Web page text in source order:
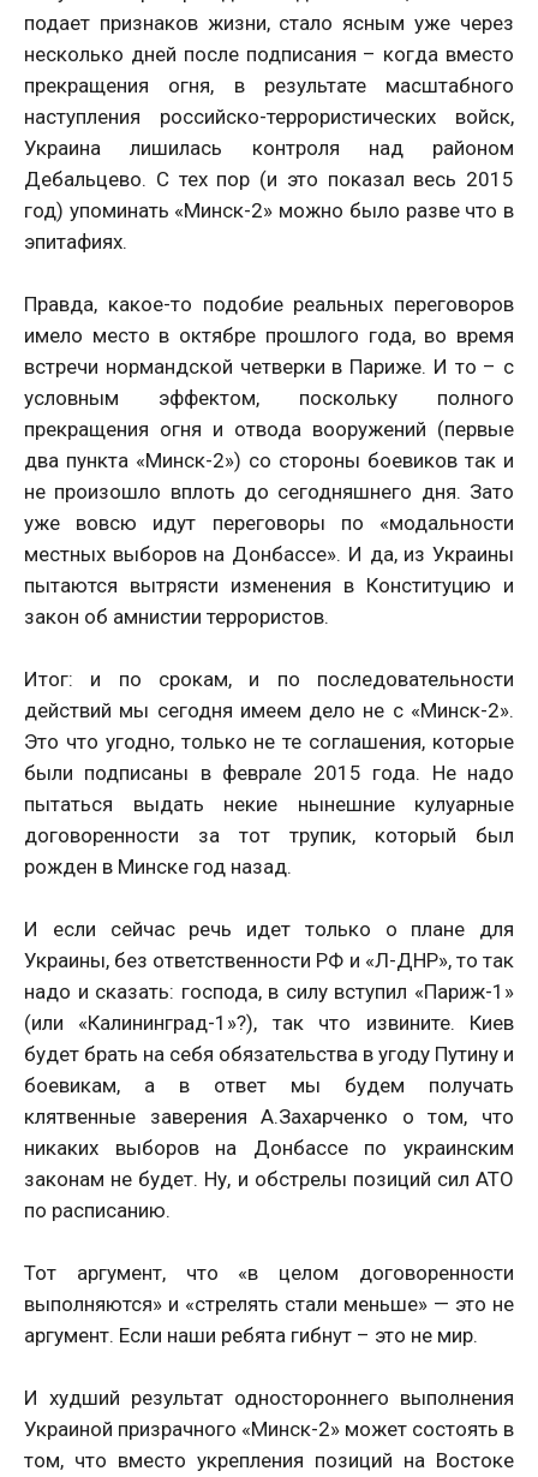
подает признаков жизни, стало ясным уже через
несколько дней после подписания – когда вместо
прекращения огня, в результате масштабного
наступления российско-террористических войск,
Украина лишилась контроля над районом
Дебальцево. С тех пор (и это показал весь 2015
год) упоминать «Минск-2» можно было разве что в
эпитафиях.
Правда, какое-то подобие реальных переговоров
имело место в октябре прошлого года, во время
встречи нормандской четверки в Париже. И то – с
условным эффектом, поскольку полного
прекращения огня и отвода вооружений (первые
два пункта «Минск-2») со стороны боевиков так и
не произошло вплоть до сегодняшнего дня. Зато
уже вовсю идут переговоры по «модальности
местных выборов на Донбассе». И да, из Украины
пытаются вытрясти изменения в Конституцию и
закон об амнистии террористов.
Итог: и по срокам, и по последовательности
действий мы сегодня имеем дело не с «Минск-2».
Это что угодно, только не те соглашения, которые
были подписаны в феврале 2015 года. Не надо
пытаться выдать некие нынешние кулуарные
договоренности за тот трупик, который был
рожден в Минске год назад.
И если сейчас речь идет только о плане для
Украины, без ответственности РФ и «Л-ДНР», то так
надо и сказать: господа, в силу вступил «Париж-1»
(или «Калининград-1»?), так что извините. Киев
будет брать на себя обязательства в угоду Путину и
боевикам, а в ответ мы будем получать
клятвенные заверения А.Захарченко о том, что
никаких выборов на Донбассе по украинским
законам не будет. Ну, и обстрелы позиций сил АТО
по расписанию.
Тот аргумент, что «в целом договоренности
выполняются» и «стрелять стали меньше» — это не
аргумент. Если наши ребята гибнут – это не мир.
И худший результат одностороннего выполнения
Украиной призрачного «Минск-2» может состоять в
том, что вместо укрепления позиций на Востоке